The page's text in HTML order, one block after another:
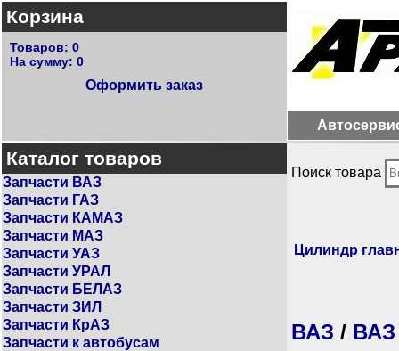
Корзина
Товаров: 0
На сумму: 0
Оформить заказ
Каталог товаров
Запчасти ВАЗ
Запчасти ГАЗ
Запчасти КАМАЗ
Запчасти МАЗ
Запчасти УАЗ
Запчасти УРАЛ
Запчасти БЕЛАЗ
Запчасти ЗИЛ
Запчасти КрАЗ
Запчасти к автобусам
Поиск товара
Цилиндр
ВАЗ / ВАЗ